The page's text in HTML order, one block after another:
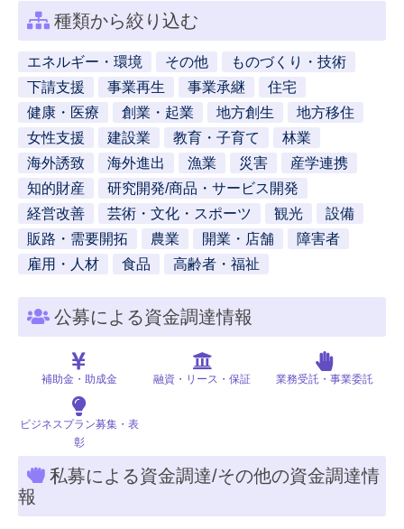
種類から絞り込む
エネルギー・環境 その他
ものづくり・技術
下請支援
事業再生 事業承継
住宅
健康・医療
創業・起業 地方創生
地方移住
女性支援
建設業 教育・子育て
林業
海外誘致
海外進出 漁業 災害
産学連携
知的財産
研究開発/商品・サービス開発
経営改善
芸術・文化・スポーツ 観光
設備
販路・需要開拓
農業 開業・店舗
障害者
雇用・人材
食品 高齢者・福祉
公募による資金調達情報
補助金・助成金 融資・リース・保証 業務受託・事業委託
ビジネスプラン募集・表
彰
私募による資金調達/その他の資金調達情
報